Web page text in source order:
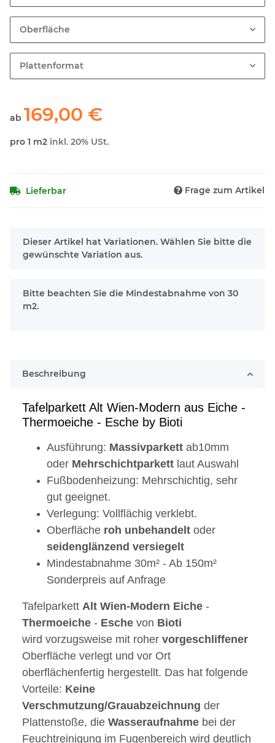
Oberfläche
Plattenformat
ab 169,00 €
pro 1 m2 inkl. 20% USt.
Lieferbar Frage zum Artikel
x
Dieser Artikel hat Variationen. Wählen Sie bitte die
gewünschte Variation aus.
x
Bitte beachten Sie die Mindestabnahme von 30
m2.
Beschreibung
Tafelparkett Alt Wien-Modern aus Eiche -
Thermoeiche - Esche by Bioti
Ausführung: Massivparkett ab10mm
oder Mehrschichtparkett laut Auswahl
Fußbodenheizung: Mehrschichtig, sehr
gut geeignet.
Verlegung: Vollflächig verklebt.
Oberfläche roh unbehandelt oder
seidenglänzend versiegelt
Mindestabnahme 30m² - Ab 150m²
Sonderpreis auf Anfrage
Tafelparkett Alt Wien-Modern Eiche -
Thermoeiche - Esche von Bioti
wird vorzugsweise mit roher vorgeschliffener
Oberfläche verlegt und vor Ort
oberflächenfertig hergestellt. Das hat folgende
Vorteile: Keine
Verschmutzung/Grauabzeichnung der
Plattenstoße, die Wasseraufnahme bei der
Feuchtreinigung im Fugenbereich wird deutlich